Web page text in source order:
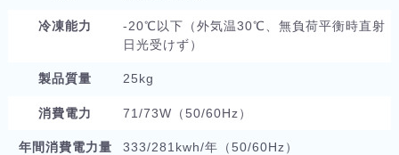
冷凍能力
-20℃以下（外気温30℃、無負荷平衡時直射
日光受けず）
製品質量 25kg
消費電力 71/73W（50/60Hz）
年間消費電力量 333/281kwh/年（50/60Hz）